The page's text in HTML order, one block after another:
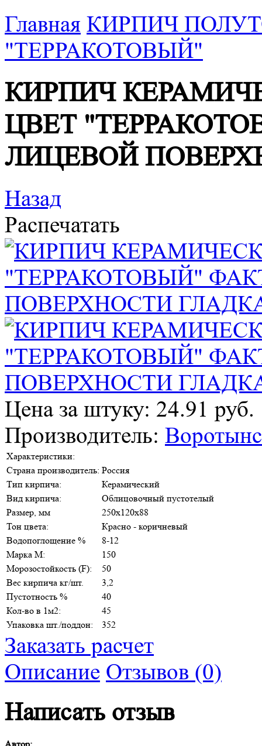
Главная КИРПИЧ
"ТЕРРАКОТОВЫЙ"
КИРПИЧ
ЦВЕТ
ЛИЦЕВОЙ
Назад
Распечатать
Цена за штуку: 24.91 руб.
Производитель:
Характеристики:
Страна производитель: Россия
Тип кирпича:
Керамический
Вид кирпича:
Облицовочный пустотелый
Размер, мм
250х120х88
Тон цвета:
Красно - коричневый
Водопоглощение %
8-12
Марка М:
150
Морозостойкость (F):
50
Вес кирпича кг/шт.
3,2
Пустотность %
40
Кол-во в 1м2:
45
Упаковка шт./поддон:
352
Заказать расчет
Описание Отзывов (0)
Написать отзыв
Автор: